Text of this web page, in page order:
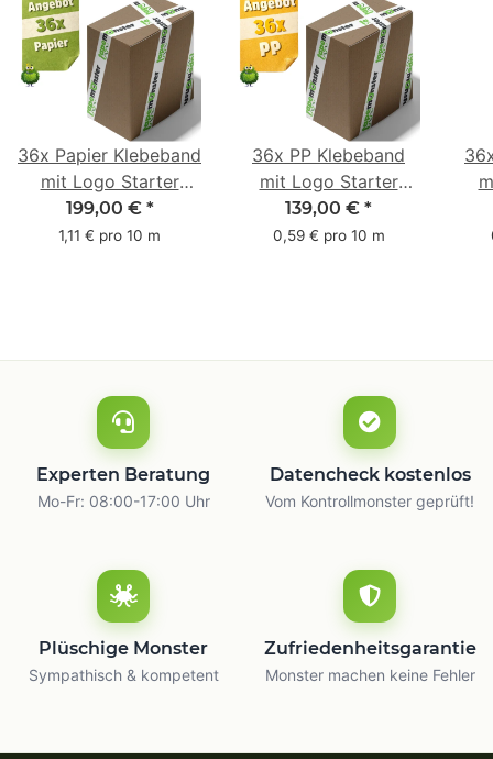
36x Papier Klebeband
mit Logo Starter
Pack - 1-farbig- 50
mm x 50 m - mit
199,00 € *
1,11 € pro 10 m
36x PP Klebeband
mit Logo Starter
Pack - 1-farbig- 48
mm x 66 m
139,00 € *
0,59 € pro 10 m
Experten Beratung
Mo-Fr: 08:00-17:00 Uhr
Datencheck kostenlos
Vom Kontrollmonster geprüft!
Plüschige Monster
Sympathisch & kompetent
Zufriedenheitsgarantie
Monster machen keine Fehler